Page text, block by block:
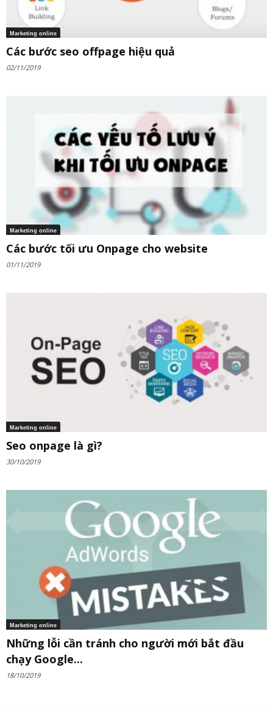
Marketing online
Các bước seo offpage hiệu quả
02/11/2019
Marketing online
Các bước tối ưu Onpage cho website
01/11/2019
Marketing online
Seo onpage là gì?
30/10/2019
Marketing online
Những lỗi cần tránh cho người mới bắt đầu
chạy Google...
18/10/2019